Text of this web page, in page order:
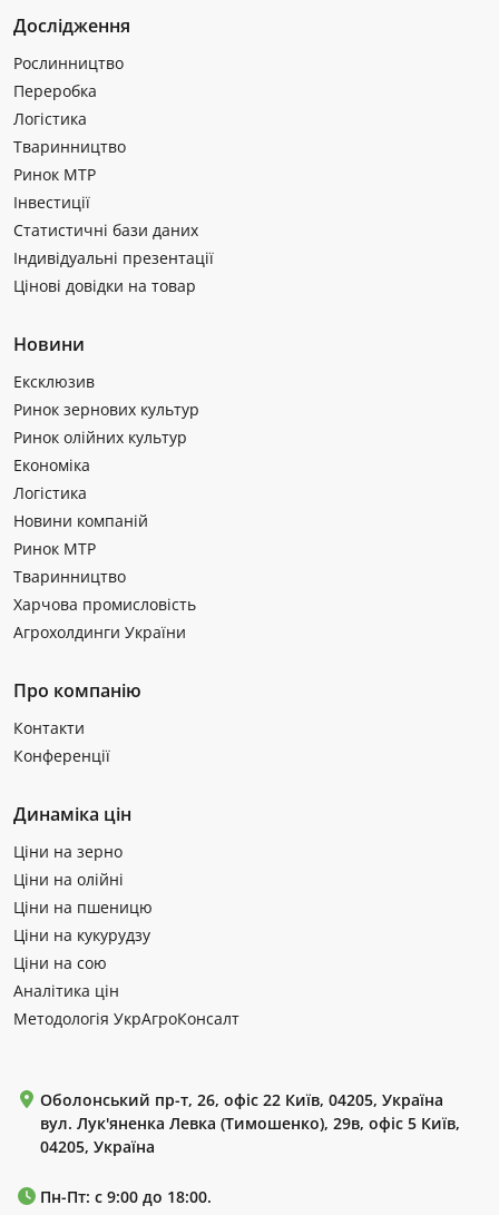
Дослідження
Рослинництво
Переробка
Логістика
Тваринництво
Ринок МТР
Інвестиції
Статистичні бази даних
Індивідуальні презентації
Цінові довідки на товар
Новини
Ексклюзив
Ринок зернових культур
Ринок олійних культур
Економіка
Логістика
Новини компаній
Ринок МТР
Тваринництво
Харчова промисловість
Агрохолдинги України
Про компанію
Контакти
Конференції
Динаміка цін
Ціни на зерно
Ціни на олійні
Ціни на пшеницю
Ціни на кукурудзу
Ціни на сою
Аналітика цін
Методологія УкрАгроКонсалт
Оболонський пр-т, 26, офіс 22 Київ, 04205, Україна
вул. Лук'яненка Левка (Тимошенко), 29в, офіс 5 Київ,
04205, Україна
Пн-Пт: с 9:00 до 18:00.